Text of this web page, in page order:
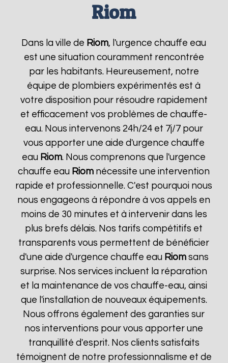
Riom
Dans la ville de Riom, l'urgence chauffe eau
est une situation couramment rencontrée
par les habitants. Heureusement, notre
équipe de plombiers expérimentés est à
votre disposition pour résoudre rapidement
et efficacement vos problèmes de chauffe-
eau. Nous intervenons 24h/24 et 7j/7 pour
vous apporter une aide d'urgence chauffe
eau Riom. Nous comprenons que l'urgence
chauffe eau Riom nécessite une intervention
rapide et professionnelle. C'est pourquoi nous
nous engageons à répondre à vos appels en
moins de 30 minutes et à intervenir dans les
plus brefs délais. Nos tarifs compétitifs et
transparents vous permettent de bénéficier
d'une aide d'urgence chauffe eau Riomsans
surprise. Nos services incluent la réparation
et la maintenance de vos chauffe-eau, ainsi
que l'installation de nouveaux équipements.
Nous offrons également des garanties sur
nos interventions pour vous apporter une
tranquillité d'esprit. Nos clients satisfaits
témoignent de notre professionnalisme et de